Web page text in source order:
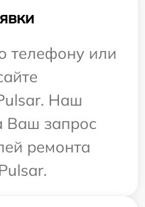
телефону или
Наш
Ваш запрос
ремонта